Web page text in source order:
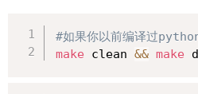
#如果你以前编译过
make clean && make